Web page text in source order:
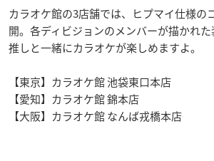
カラオケ館の3店舗では、ヒプマイ仕様の
開。各ディビジョンのメンバーが描かれた
推しと一緒にカラオケが楽しめますよ。
【東京】カラオケ館 池袋東口本店
【愛知】カラオケ館 錦本店
【大阪】カラオケ館 なんば戎橋本店